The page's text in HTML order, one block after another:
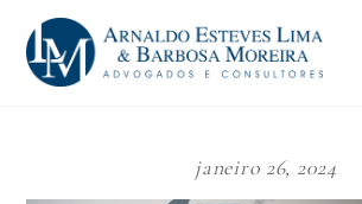
content
janeiro 26, 2024